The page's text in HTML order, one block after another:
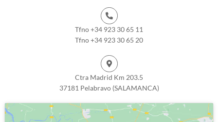
Tfno +34 923 30 65 11
Tfno +34 923 30 65 20
Ctra Madrid Km 203.5
37181 Pelabravo (SALAMANCA)